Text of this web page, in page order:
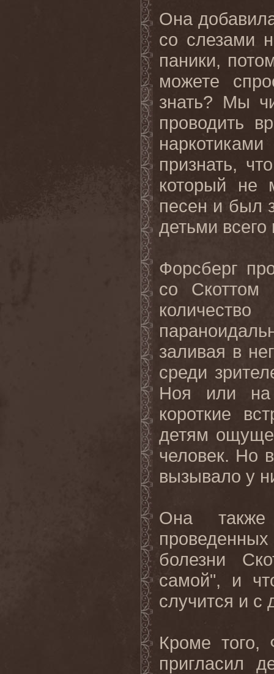
Она
со слезами
паники,
можете
знать? Мы
проводить
признать,
который не
песен и был
детьми всего
Форсберг
со Скоттом
заливая в
среди
Ноя или
короткие
детям
человек. Но
вызывало у
Она также
болезни
самой", и
случится и с
Кроме того,
пригласил